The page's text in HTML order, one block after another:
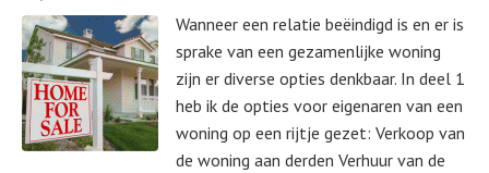
Wanneer een relatie beëindigd is en er is
sprake van een gezamenlijke woning
zijn er diverse opties denkbaar. In deel 1
heb ik de opties voor eigenaren van een
woning op een rijtje gezet: Verkoop van
de woning aan derden Verhuur van de